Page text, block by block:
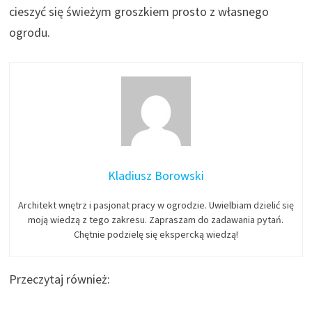
cieszyć się świeżym groszkiem prosto z własnego
ogrodu.
Kladiusz Borowski
Architekt wnętrz i pasjonat pracy w ogrodzie. Uwielbiam dzielić się
moją wiedzą z tego zakresu. Zapraszam do zadawania pytań.
Chętnie podzielę się ekspercką wiedzą!
Przeczytaj również: